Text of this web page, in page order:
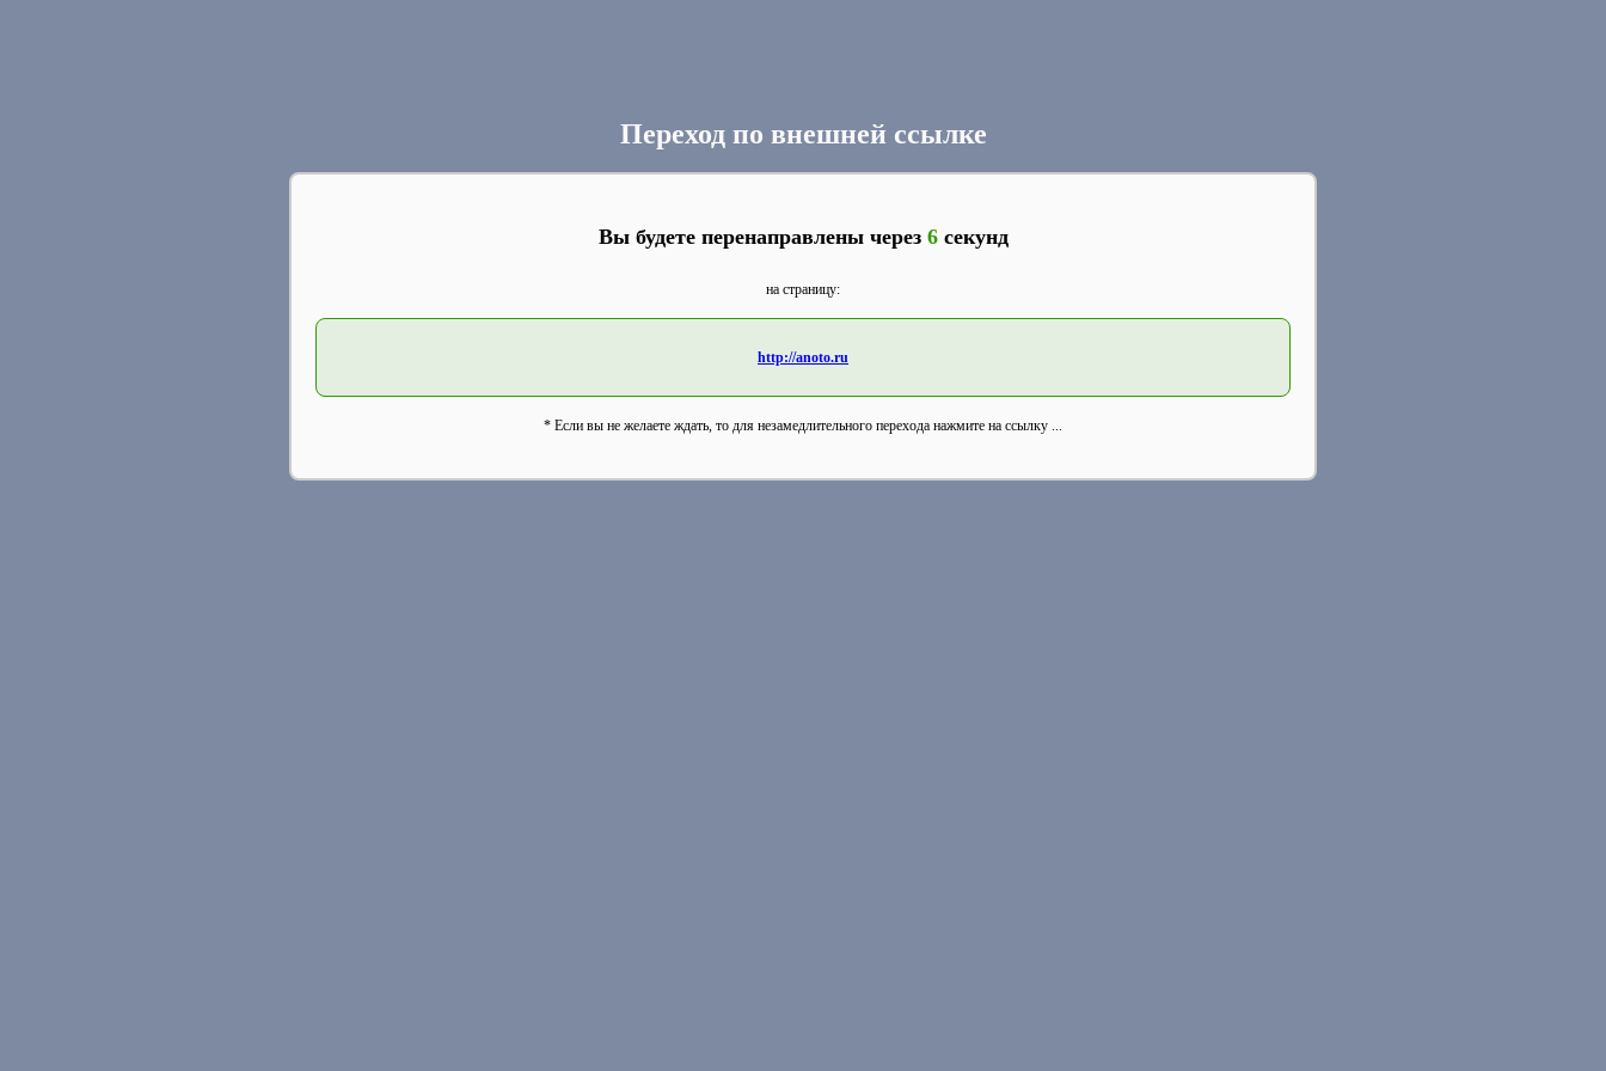
Переход по внешней ссылке
Вы будете перенаправлены через 6секунд
на страницу:
http://anoto.ru
* Если вы не желаете ждать, то для незамедлительного перехода нажмите на ссылку ...